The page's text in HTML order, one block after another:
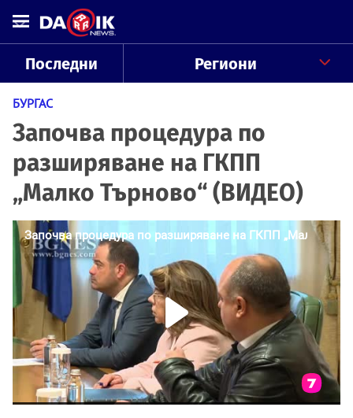
Последни Региони
БУРГАС
Започва процедура по
разширяване на ГКПП
„Малко Търново“ (ВИДЕО)